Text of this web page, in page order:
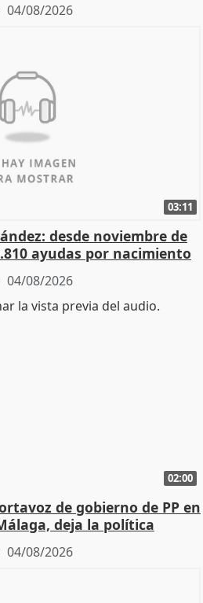
04/08/2026
03:11
desde noviembre de
ayudas por nacimiento
04/08/2026
02:00
de gobierno de PP en
deja la política
04/08/2026